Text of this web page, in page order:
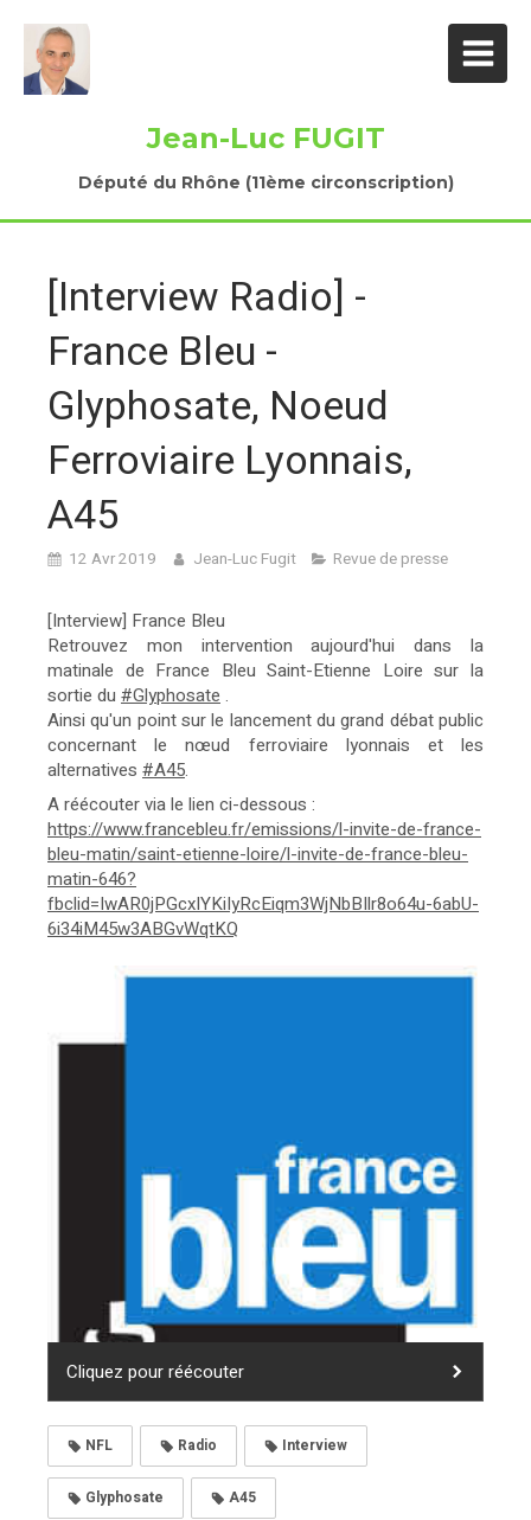
Jean-Luc FUGIT
Député du Rhône (11ème circonscription)
[Interview Radio] -
France Bleu -
Glyphosate, Noeud
Ferroviaire Lyonnais,
A45
12 Avr 2019 Jean-Luc Fugit Revue de presse
[Interview] France Bleu
Retrouvez mon intervention aujourd'hui dans la
matinale de France Bleu Saint-Etienne Loire sur la
sortie du #Glyphosate .
Ainsi qu'un point sur le lancement du grand débat public
concernant le nœud ferroviaire lyonnais et les
alternatives #A45.
A réécouter via le lien ci-dessous :
https://www.francebleu.fr/emissions/l-invite-de-france-
bleu-matin/saint-etienne-loire/l-invite-de-france-bleu-
matin-646?
fbclid=IwAR0jPGcxIYKiIyRcEiqm3WjNbBIlr8o64u-6abU-
6i34iM45w3ABGvWqtKQ
Cliquez pour réécouter
NFL Radio Interview
Glyphosate A45